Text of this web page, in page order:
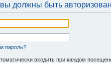
должны быть
пароль?
входить при каждом